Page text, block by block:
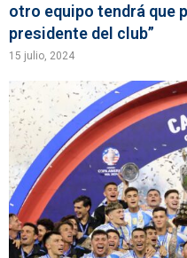
otro equipo tendrá que
presidente del club”
15 julio, 2024